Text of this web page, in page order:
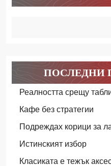
ПОСЛЕДНИ
Реалността срещу
Кафе без стратегии
Подреждах корици за
Истинският избор
Класиката е тежък